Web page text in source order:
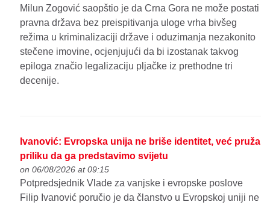
Milun Zogović saopštio je da Crna Gora ne može postati
pravna država bez preispitivanja uloge vrha bivšeg
režima u kriminalizaciji države i oduzimanja nezakonito
stečene imovine, ocjenjujući da bi izostanak takvog
epiloga značio legalizaciju pljačke iz prethodne tri
decenije.
Ivanović: Evropska unija ne briše identitet, već pruža
priliku da ga predstavimo svijetu
on 06/08/2026 at 09:15
Potpredsjednik Vlade za vanjske i evropske poslove
Filip Ivanović poručio je da članstvo u Evropskoj uniji ne